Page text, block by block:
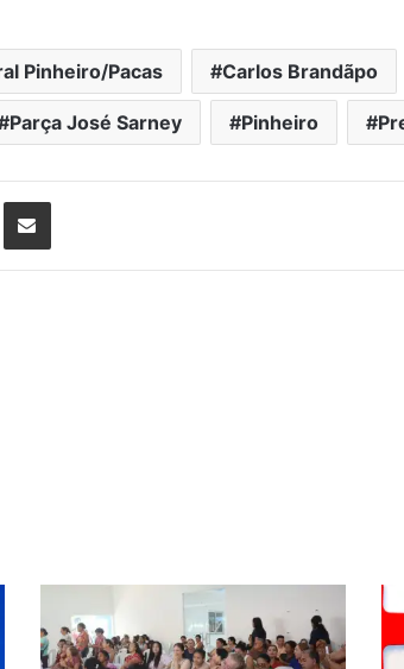
Pinheiro/Pacas Carlos Brandãpo
Parça José Sarney Pinheiro
Compartilhar por e-mail